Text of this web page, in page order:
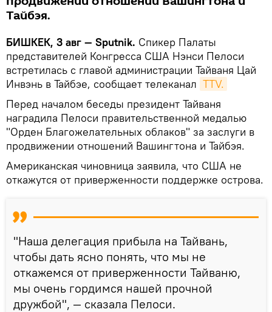
Тайбэя.
БИШКЕК, 3 авг — Sputnik. Спикер Палаты
представителей Конгресса США Нэнси Пелоси
встретилась с главой администрации Тайваня Цай
Инвэнь в Тайбэе, сообщает телеканал TTV.
Перед началом беседы президент Тайваня
наградила Пелоси правительственной медалью
"Орден Благожелательных облаков" за заслуги в
продвижении отношений Вашингтона и Тайбэя.
Американская чиновница заявила, что США не
откажутся от приверженности поддержке острова.
"Наша делегация прибыла на Тайвань,
чтобы дать ясно понять, что мы не
откажемся от приверженности Тайваню,
мы очень гордимся нашей прочной
дружбой", — сказала Пелоси.